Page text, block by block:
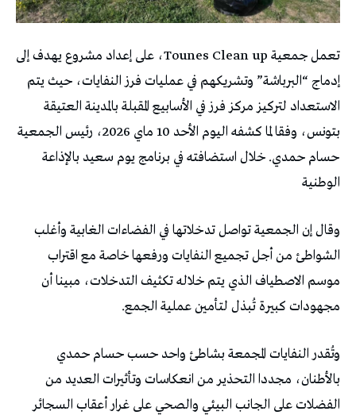
تعمل جمعية Tounes Clean up، على إعداد مشروع يهدف إلى
إدماج “البرباشة” وتشريكهم في عمليات فرز النفايات، حيث يتم
الاستعداد لتركيز مركز فرز في الأسابيع المقبلة بالمدينة العتيقة
بتونس، وفقا لما كشفه اليوم الأحد 10 ماي 2026، رئيس الجمعية
حسام حمدي. خلال استضافته في برنامج يوم سعيد بالإذاعة
الوطنية
وقال إن الجمعية تواصل تدخلاتها في الفضاءات الغابية وأغلب
الشواطئ من أجل تجميع النفايات ورفعها خاصة مع اقتراب
موسم الاصطياف الذي يتم خلاله تكثيف التدخلات، مبينا أن
مجهودات كبيرة تُبذل لتأمين عملية الجمع.
وتُقدر النفايات المجمعة بشاطئ واحد حسب حسام حمدي
بالأطنان، مجددا التحذير من انعكاسات وتأثيرات العديد من
الفضلات على الجانب البيئي والصحي على غرار أعقاب السجائر